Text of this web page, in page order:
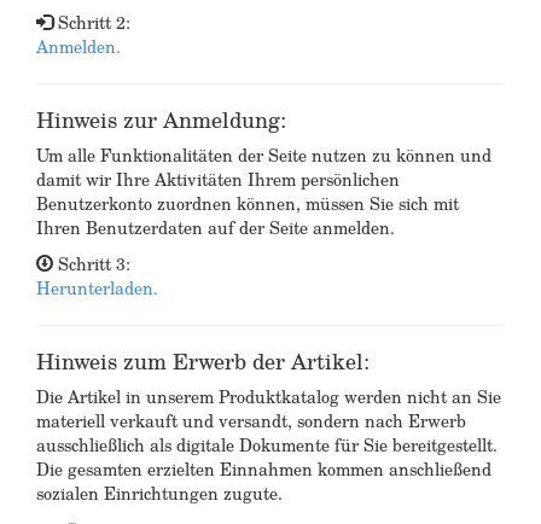
Schritt 2:
Anmelden.
Hinweis zur Anmeldung:
Um alle Funktionalitäten der Seite nutzen zu können und
damit wir Ihre Aktivitäten Ihrem persönlichen
Benutzerkonto zuordnen können, müssen Sie sich mit
Ihren Benutzerdaten auf der Seite anmelden.
Schritt 3:
Herunterladen.
Hinweis zum Erwerb der Artikel:
Die Artikel in unserem Produktkatalog werden nicht an Sie
materiell verkauft und versandt, sondern nach Erwerb
ausschließlich als digitale Dokumente für Sie bereitgestellt.
Die gesamten erzielten Einnahmen kommen anschließend
sozialen Einrichtungen zugute.